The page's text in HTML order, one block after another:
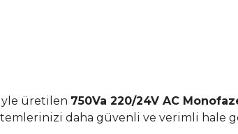
üretilen 750Va 220/24V AC
daha güvenli ve verimli hale